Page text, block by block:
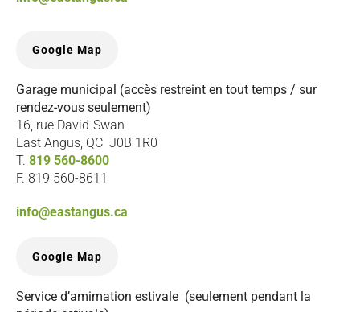
Google Map
Garage municipal (accès restreint en tout temps / sur
rendez-vous seulement)
16, rue David-Swan
East Angus, QC J0B 1R0
T. 819 560-8600
F. 819 560-8611
info@eastangus.ca
Google Map
Service d’amimation estivale (seulement pendant la